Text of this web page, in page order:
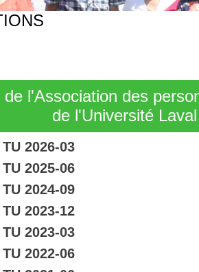
de l'Association des
de l'Université Laval
TU 2026-03
TU 2025-06
TU 2024-09
TU 2023-12
TU 2023-03
TU 2022-06